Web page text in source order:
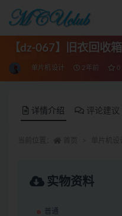
【dz-067】旧衣回收箱
单片机设计 2年前 0
详情介绍 评论建议
实物资料
普通